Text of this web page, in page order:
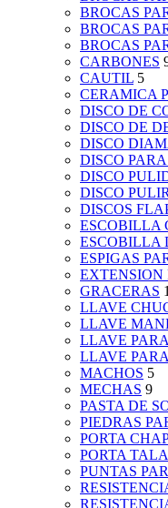
BROCAS
BROCAS
BROCAS
CARBONES
CAUTIL 5
CERAMICA
DISCO DE
DISCO DE
DISCO
DISCO
DISCO
DISCO PULIR
DISCOS
ESCOBILLA
ESCOBILLA
ESPIGAS
GRACERAS 1
LLAVE
LLAVE
LLAVE
LLAVE
MACHOS 5
MECHAS 9
PASTA DE
PIEDRAS
PORTA
PORTA
PUNTAS